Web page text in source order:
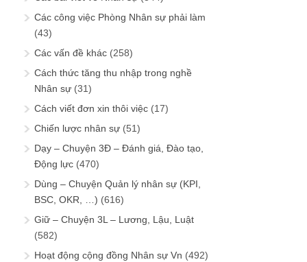
Các công việc Phòng Nhân sự phải làm
(43)
Các vấn đề khác (258)
Cách thức tăng thu nhập trong nghề
Nhân sự (31)
Cách viết đơn xin thôi việc (17)
Chiến lược nhân sự (51)
Dạy – Chuyện 3Đ – Đánh giá, Đào tạo,
Động lực (470)
Dùng – Chuyện Quản lý nhân sự (KPI,
BSC, OKR, …) (616)
Giữ – Chuyện 3L – Lương, Lậu, Luật
(582)
Hoạt động cộng đồng Nhân sự Vn (492)